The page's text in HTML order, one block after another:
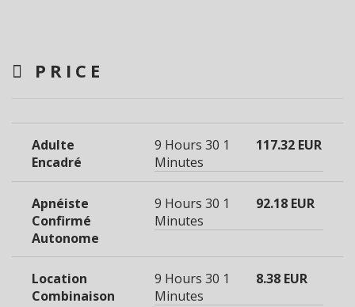
PRICE
Adulte
Encadré
9 Hours 30
Minutes
1 117.32 EUR
Apnéiste
Confirmé
Autonome
9 Hours 30
Minutes
1 92.18 EUR
Location
Combinaison
9 Hours 30
Minutes
1 8.38 EUR